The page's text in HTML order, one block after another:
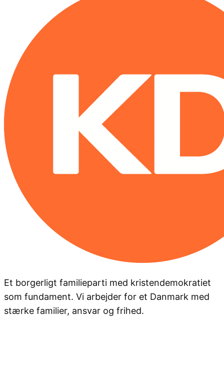
Et borgerligt familieparti med kristendemokratiet
som fundament. Vi arbejder for et Danmark med
stærke familier, ansvar og frihed.